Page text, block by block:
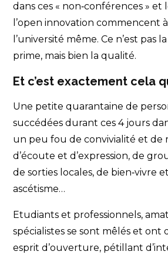
dans ces « non‐conférences »
l’open innovation commencent
l’université même. Ce n’est pas
prime, mais bien la qualité.
Et c’est exactement cela
Une petite quarantaine de
succédées durant ces 4 jours
un peu fou de convivialité et de
d’écoute et d’expression, de
de sorties locales, de bien‐vivre
ascétisme…
Etudiants et professionnels,
spécialistes se sont mêlés et ont
esprit d’ouverture, pétillant